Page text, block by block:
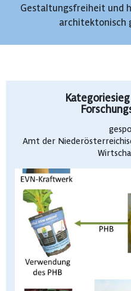
Gestaltungsfreiheit und
architektonisch
Amt der